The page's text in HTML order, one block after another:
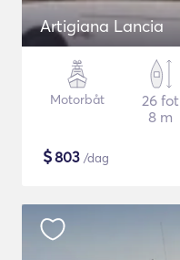
Artigiana Lancia
Motorbåt
26 fot
8 m
$803 /dag